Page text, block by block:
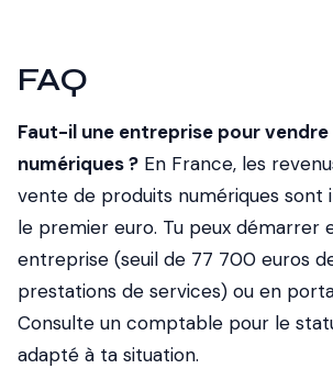
FAQ
Faut-il une entreprise pour
numériques ? En France, les
vente de produits numériques sont
le premier euro. Tu peux démarrer
entreprise (seuil de 77 700 euros
prestations de services) ou en
Consulte un comptable pour le
adapté à ta situation.